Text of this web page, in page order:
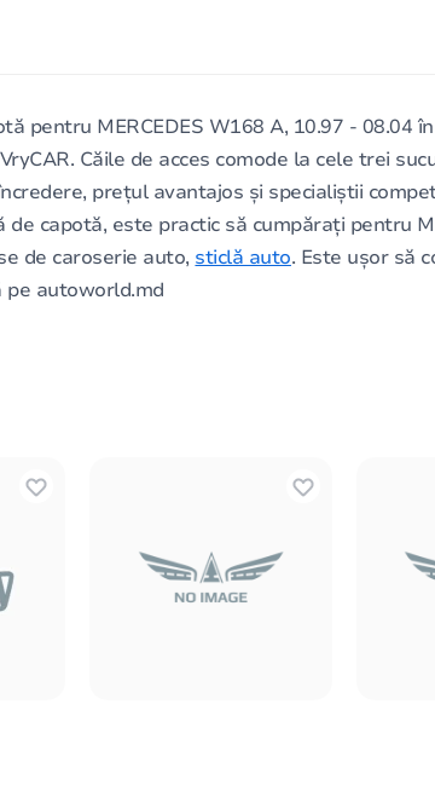
pentru MERCEDES W168 A, 10.97 - 08.04
Căile de acces comode la cele trei
prețul avantajos și specialiștii
de capotă, este practic să cumpărați pentru
de caroserie auto, sticlă auto. Este ușor să
pe autoworld.md